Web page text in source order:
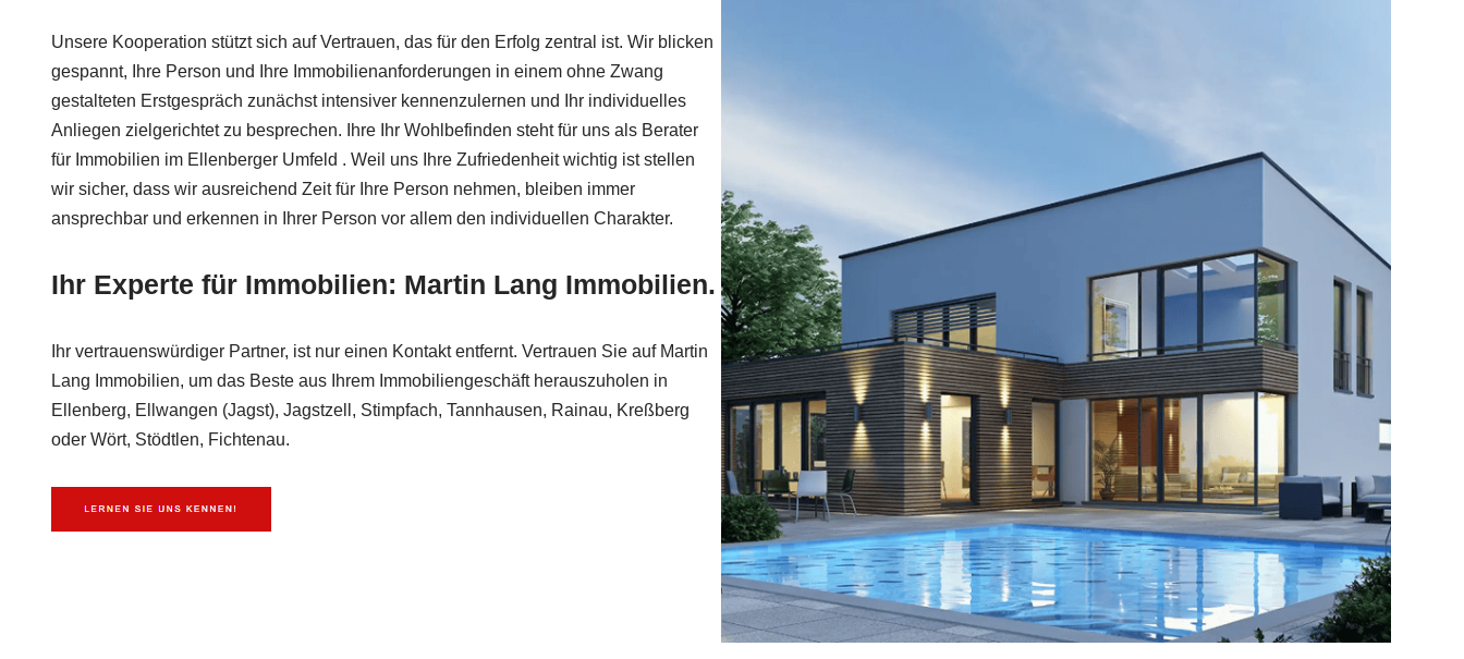
Unsere Kooperation stützt sich auf Vertrauen, das für den Erfolg zentral ist. Wir blicken
gespannt, Ihre Person und Ihre Immobilienanforderungen in einem ohne Zwang
gestalteten Erstgespräch zunächst intensiver kennenzulernen und Ihr individuelles
Anliegen zielgerichtet zu besprechen. Ihre Ihr Wohlbefinden steht für uns als Berater
für Immobilien im Ellenberger Umfeld . Weil uns Ihre Zufriedenheit wichtig ist stellen
wir sicher, dass wir ausreichend Zeit für Ihre Person nehmen, bleiben immer
ansprechbar und erkennen in Ihrer Person vor allem den individuellen Charakter.
Ihr Experte für Immobilien: Martin Lang Immobilien.
Ihr vertrauenswürdiger Partner, ist nur einen Kontakt entfernt. Vertrauen Sie auf Martin
Lang Immobilien, um das Beste aus Ihrem Immobiliengeschäft herauszuholen in
Ellenberg, Ellwangen (Jagst), Jagstzell, Stimpfach, Tannhausen, Rainau, Kreßberg
oder Wört, Stödtlen, Fichtenau.